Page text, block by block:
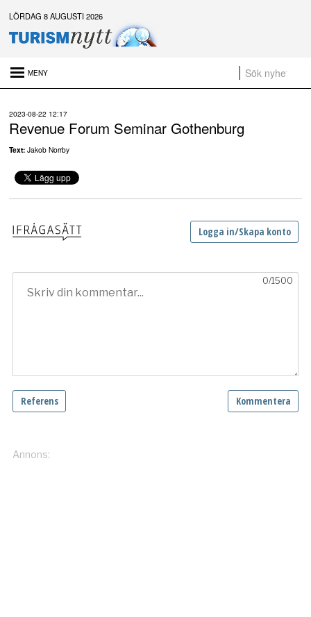
LÖRDAG 8 AUGUSTI 2026
Platsannonser:
2023-08-22 12:17
Revenue Forum Seminar Gothenburg
Text: Jakob Norrby